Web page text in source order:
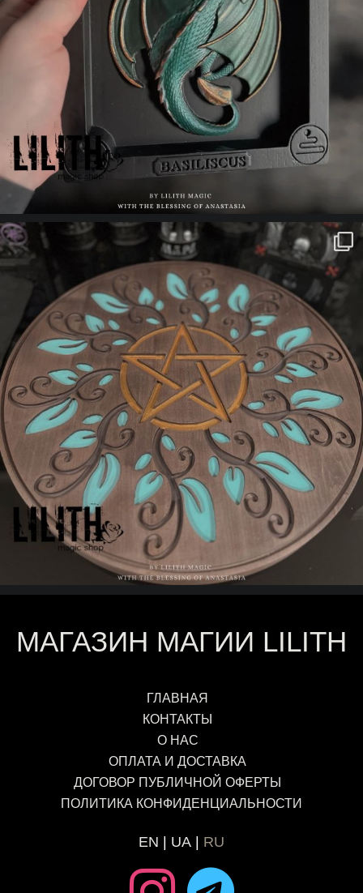
МАГАЗИН МАГИИ LILITH
ГЛАВНАЯ
КОНТАКТЫ
О НАС
ОПЛАТА И ДОСТАВКА
ДОГОВОР ПУБЛИЧНОЙ ОФЕРТЫ
ПОЛИТИКА КОНФИДЕНЦИАЛЬНОСТИ
EN UA RU